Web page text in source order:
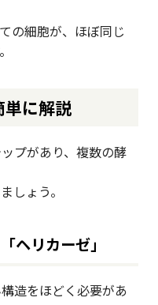
の細胞が、ほぼ同じ
単に解説
プがあり、複数の酵
しょう。
ヘリカーゼ」
造をほどく必要があ